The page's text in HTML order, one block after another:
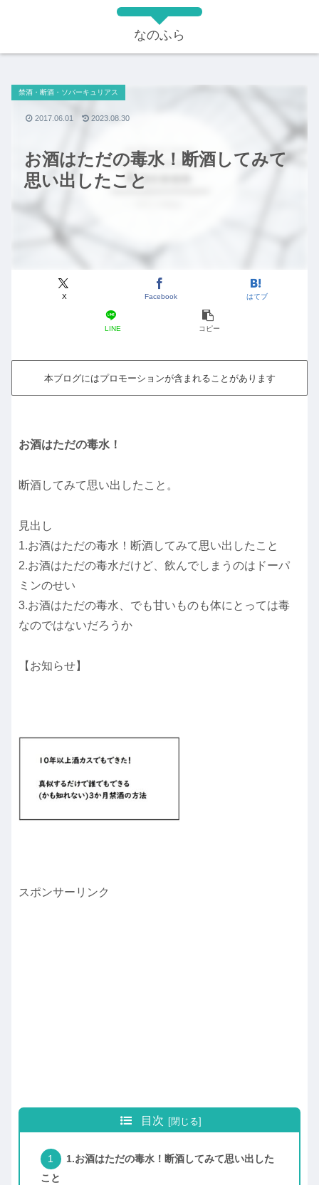
なのふら
お酒はただの毒水！断酒してみて
思い出したこと
禁酒・断酒・ソバーキュリアス
X Facebook はてブ
LINE コピー
2017.06.01 2023.08.30
本ブログにはプロモーションが含まれることがあります
お酒はただの毒水！
断酒してみて思い出したこと。
見出し
1.お酒はただの毒水！断酒してみて思い出したこと
2.お酒はただの毒水だけど、飲んでしまうのはドーパ
ミンのせい
3.お酒はただの毒水、でも甘いものも体にとっては毒
なのではないだろうか
【お知らせ】
スポンサーリンク
目次
1.お酒はただの毒水！断酒してみて思い出した
こと